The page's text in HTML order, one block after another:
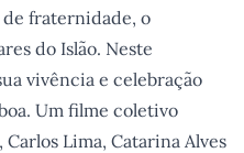
de fraternidade, o
do Islão. Neste
vivência e celebração
Um filme coletivo
Lima, Catarina Alves